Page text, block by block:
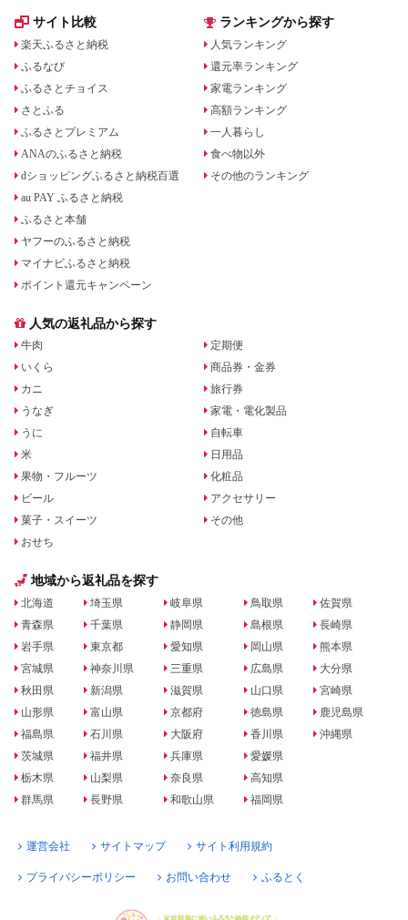
サイト比較
楽天ふるさと納税
ふるなび
ふるさとチョイス
さとふる
ふるさとプレミアム
ANAのふるさと納税
dショッピングふるさと納税百選
au PAY ふるさと納税
ふるさと本舗
ヤフーのふるさと納税
マイナビふるさと納税
ポイント還元キャンペーン
ランキングから探す
人気ランキング
還元率ランキング
家電ランキング
高額ランキング
一人暮らし
食べ物以外
その他のランキング
人気の返礼品から探す
牛肉
いくら
カニ
うなぎ
うに
米
果物・フルーツ
ビール
菓子・スイーツ
おせち
定期便
商品券・金券
旅行券
家電・電化製品
自転車
日用品
化粧品
アクセサリー
その他
地域から返礼品を探す
北海道
青森県
岩手県
宮城県
秋田県
山形県
福島県
茨城県
栃木県
群馬県
埼玉県
千葉県
東京都
神奈川県
新潟県
富山県
石川県
福井県
山梨県
長野県
岐阜県
静岡県
愛知県
三重県
滋賀県
京都府
大阪府
兵庫県
奈良県
和歌山県
鳥取県
島根県
岡山県
広島県
山口県
徳島県
香川県
愛媛県
高知県
福岡県
佐賀県
長崎県
熊本県
大分県
宮崎県
鹿児島県
沖縄県
運営会社 サイトマップ サイト利用規約
プライバシーポリシー お問い合わせ ふるとく